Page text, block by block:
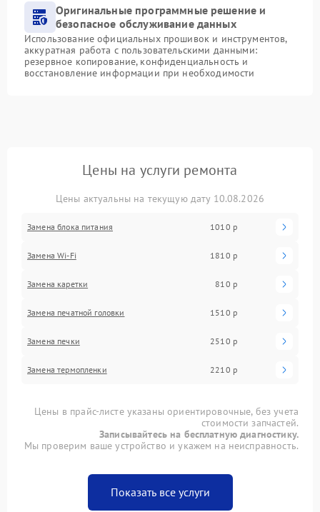
Оригинальные программные решение и
безопасное обслуживание данных
Использование официальных прошивок и инструментов,
аккуратная работа с пользовательскими данными:
резервное копирование, конфиденциальность и
восстановление информации при необходимости
Цены на услуги ремонта
Цены актуальны на текущую дату 10.08.2026
Замена блока питания 1010 р
Замена Wi-Fi 1810 р
Замена каретки 810 р
Замена печатной головки 1510 р
Замена печки 2510 р
Замена термопленки 2210 р
Цены в прайс-листе указаны ориентировочные, без учета
стоимости запчастей.
Записывайтесь на бесплатную диагностику.
Мы проверим ваше устройство и укажем на неисправность.
Показать все услуги